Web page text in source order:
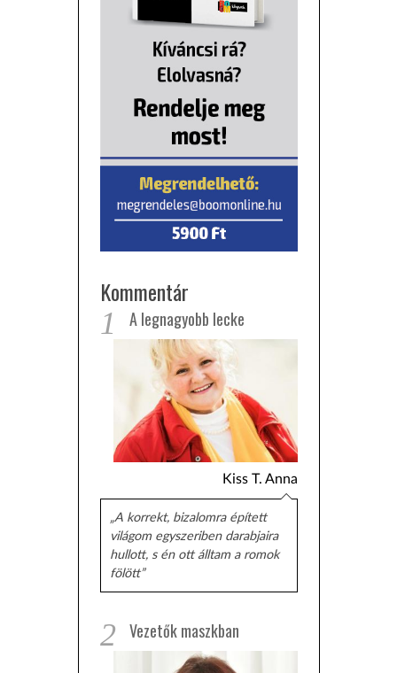
Kommentár
1 A legnagyobb lecke
Kiss T. Anna
„A korrekt, bizalomra épített
világom egyszeriben darabjaira
hullott, s én ott álltam a romok
fölött”
2 Vezetők maszkban